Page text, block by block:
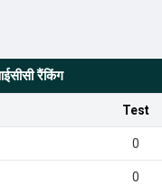
रैंकिंग
Test
0
0